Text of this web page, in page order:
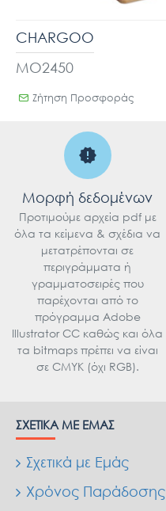
MO2450
CHARGOO
Ζήτηση Προσφοράς
Μορφή δεδομένων
Προτιμούμε αρχεία pdf με
όλα τα κείμενα & σχέδια να
μετατρέπονται σε
περιγράμματα ή
γραμματοσειρές που
παρέχονται από το
πρόγραμμα Adobe
Illustrator CC καθώς και όλα
τα bitmaps πρέπει να είναι
σε CMYK (όχι RGB).
ΣΧΕΤΙΚΆ ΜΕ ΕΜΆΣ
Σχετικά με Εμάς
Χρόνος Παράδοσης